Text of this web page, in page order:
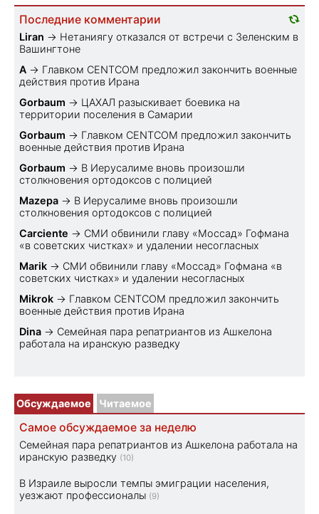
Последние комментарии
Liran → Нетаниягу отказался от встречи с Зеленским в
Вашингтоне
A → Главком CENTCOM предложил закончить военные
действия против Ирана
Gorbaum → ЦАХАЛ разыскивает боевика на
территории поселения в Самарии
Gorbaum → Главком CENTCOM предложил закончить
военные действия против Ирана
Gorbaum → В Иерусалиме вновь произошли
столкновения ортодоксов с полицией
Mazepa → В Иерусалиме вновь произошли
столкновения ортодоксов с полицией
Carciente → СМИ обвинили главу «Моссад» Гофмана
«в советских чистках» и удалении несогласных
Marik → СМИ обвинили главу «Моссад» Гофмана «в
советских чистках» и удалении несогласных
Mikrok → Главком CENTCOM предложил закончить
военные действия против Ирана
Dina → Семейная пара репатриантов из Ашкелона
работала на иранскую разведку
Обсуждаемое Читаемое
Самое обсуждаемое за неделю
Семейная пара репатриантов из Ашкелона работала на
иранскую разведку (10)
В Израиле выросли темпы эмиграции населения,
уезжают профессионалы (9)